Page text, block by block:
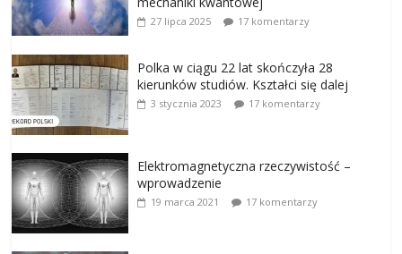
27 lipca 2025 17 komentarzy
Polka w ciągu 22 lat skończyła 28
kierunków studiów. Kształci się dalej
3 stycznia 2023 17 komentarzy
Elektromagnetyczna rzeczywistość –
wprowadzenie
19 marca 2021 17 komentarzy